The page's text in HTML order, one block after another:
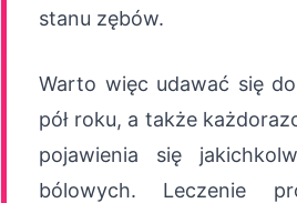
stanu zębów.
Warto więc udawać się
pół roku, a także
pojawienia się
bólowych. Leczenie